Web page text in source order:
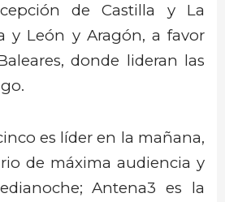
de Castilla y La
y León y Aragón, a favor
donde lideran las
es líder en la mañana,
de máxima audiencia y
Antena3 es la